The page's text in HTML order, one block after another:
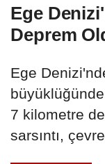
Ege
Deprem
Ege
7 kilometre
sarsıntı,